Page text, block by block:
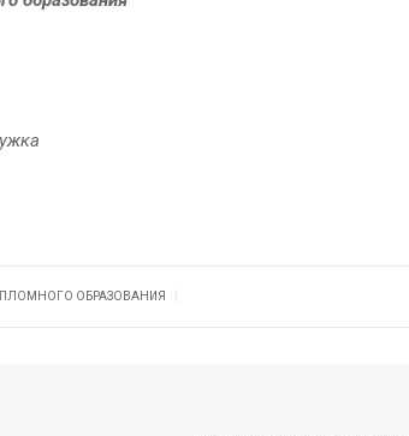
ОБРАЗОВАНИЯ